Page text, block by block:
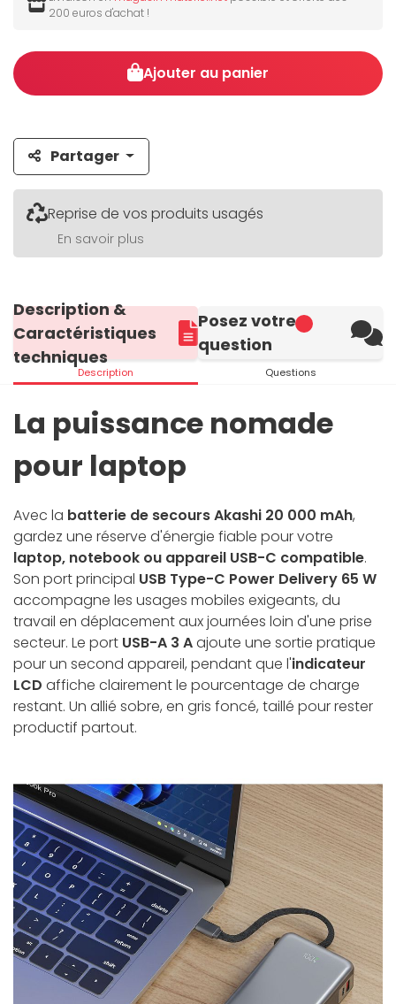
200 euros d'achat !
Ajouter au panier
Partager
Reprise de vos produits usagés
En savoir plus
Description &
Caractéristiques
techniques
Description
Posez votre
question
Questions
La puissance nomade
pour laptop
Avec la batterie de secours Akashi 20 000 mAh,
gardez une réserve d'énergie fiable pour votre
laptop, notebook ou appareil USB-C compatible.
Son port principal USB Type-C Power Delivery 65 W
accompagne les usages mobiles exigeants, du
travail en déplacement aux journées loin d'une prise
secteur. Le port USB-A 3 Aajoute une sortie pratique
pour un second appareil, pendant que l'indicateur
LCD affiche clairement le pourcentage de charge
restant. Un allié sobre, en gris foncé, taillé pour rester
productif partout.